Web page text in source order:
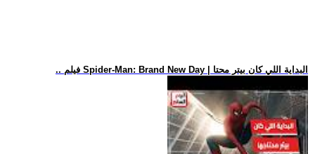
.. فيلم Spider-Man: Brand New Day | البداية اللي كان بيتر محتا